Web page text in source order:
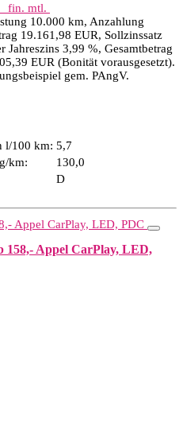
fin. mtl.
10.000 km, Anzahlung
19.161,98 EUR, Sollzinssatz
3,99 %, Gesamtbetrag
EUR (Bonität vorausgesetzt).
gem. PAngV.
l/100 km: 5,7
km:
130,0
D
 Appel CarPlay, LED,